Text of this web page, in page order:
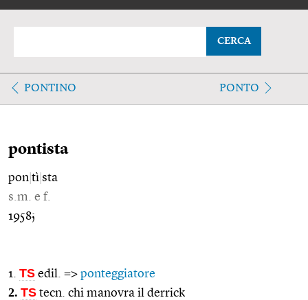
CERCA
PONTINO PONTO
pontista
pon tì sta
s.m. e f.
1958;
1. TS edil. => ponteggiatore
2. TS tecn. chi manovra il derrick